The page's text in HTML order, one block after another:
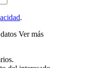
.
Ver más